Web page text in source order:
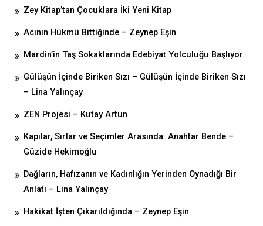
Zey Kitap’tan Çocuklara İki Yeni Kitap
Acının Hükmü Bittiğinde – Zeynep Eşin
Mardin’in Taş Sokaklarında Edebiyat Yolculuğu Başlıyor
Gülüşün İçinde Biriken Sızı – Gülüşün İçinde Biriken Sızı
– Lina Yalınçay
ZEN Projesi – Kutay Artun
Kapılar, Sırlar ve Seçimler Arasında: Anahtar Bende –
Güzide Hekimoğlu
Dağların, Hafızanın ve Kadınlığın Yerinden Oynadığı Bir
Anlatı – Lina Yalınçay
Hakikat İşten Çıkarıldığında – Zeynep Eşin